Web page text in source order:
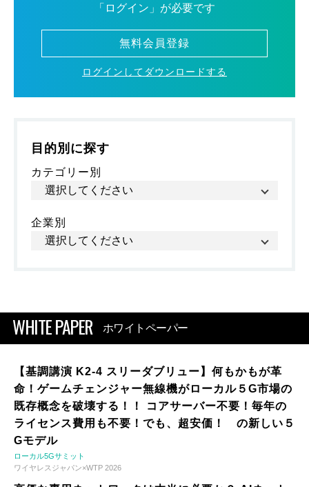
「ログイン」が必要です
無料会員登録
ログインしてダウンロードする
目的別に探す
カテゴリー別
企業別
WHITE PAPER ホワイトペーパー
【基調講演 K2-4 スリーダブリュー】何もかもが革
命！ゲームチェンジャー無線機がローカル５G市場の
既存概念を破壊する！！ コアサーバー不要！毎年の
ライセンス費用も不要！でも、超安価！ の新しい５
Gモデル
ローカル5Gサミット
ワイヤレスジャパン×WTP 2026